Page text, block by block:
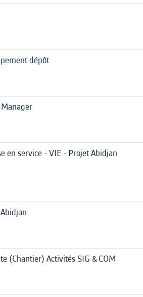
dépôt
en service - VIE - Projet Abidjan
(Chantier) Activités SIG & COM